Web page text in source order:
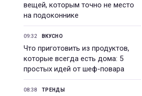
вещей, которым точно не место
на подоконнике
09:32 ВКУСНО
Что приготовить из продуктов,
которые всегда есть дома: 5
простых идей от шеф-повара
08:38 ТРЕНДЫ